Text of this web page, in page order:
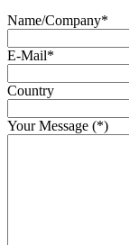
Name/Company*
E-Mail*
Country
Your Message (*)